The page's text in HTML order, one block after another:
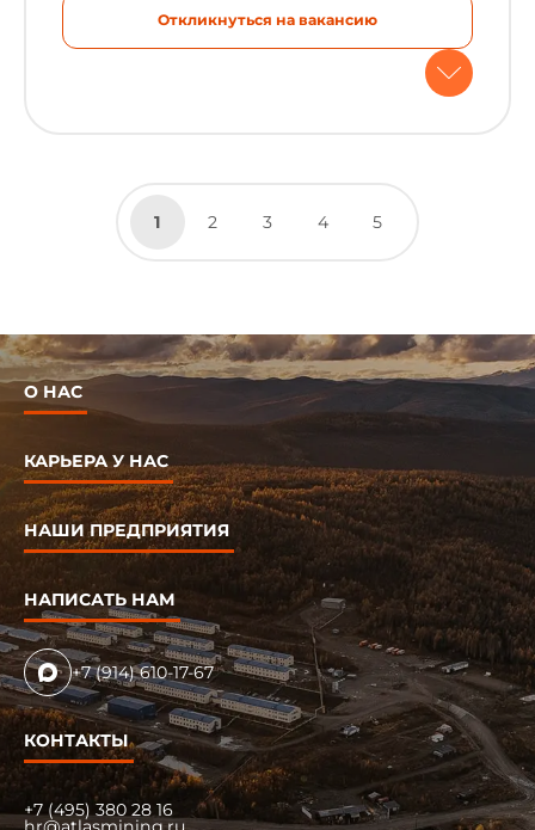
Откликнуться на вакансию
1 2 3 4 5
О НАС
КАРЬЕРА У НАС
НАШИ ПРЕДПРИЯТИЯ
НАПИСАТЬ НАМ
+7 (914) 610-17-67
КОНТАКТЫ
+7 (495) 380 28 16